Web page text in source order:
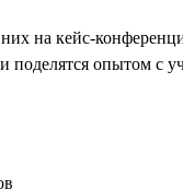
на кейс-
поделятся опытом с